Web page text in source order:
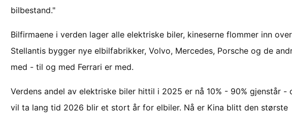
bilbestand."
Bilfirmaene i verden lager alle elektriske biler, kineserne flommer inn
Stellantis bygger nye elbilfabrikker, Volvo, Mercedes, Porsche og de
med - til og med Ferrari er med.
Verdens andel av elektriske biler hittil i 2025 er nå 10% - 90% gjenstår -
vil ta lang tid 2026 blir et stort år for elbiler. Nå er Kina blitt den største